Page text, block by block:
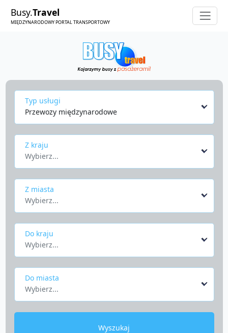
Busy.Travel
MIĘDZYNARODOWY PORTAL TRANSPORTOWY
Typ usługi
Przewozy międzynarodowe
Z kraju
Wybierz...
Z miasta
Wybierz...
Do kraju
Wybierz...
Do miasta
Wybierz...
Wyszukaj